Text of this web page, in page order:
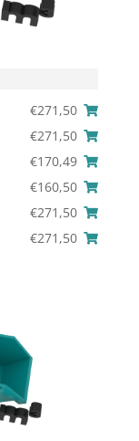
€271,50
€271,50
€170,49
€160,50
€271,50
€271,50